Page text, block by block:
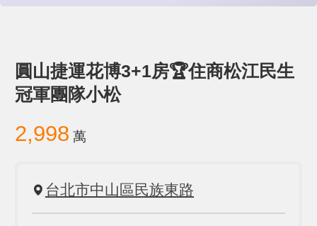
圓山捷運花博3+1房🏆住商松江民生
冠軍團隊小松
2,998 萬
台北市中山區民族東路